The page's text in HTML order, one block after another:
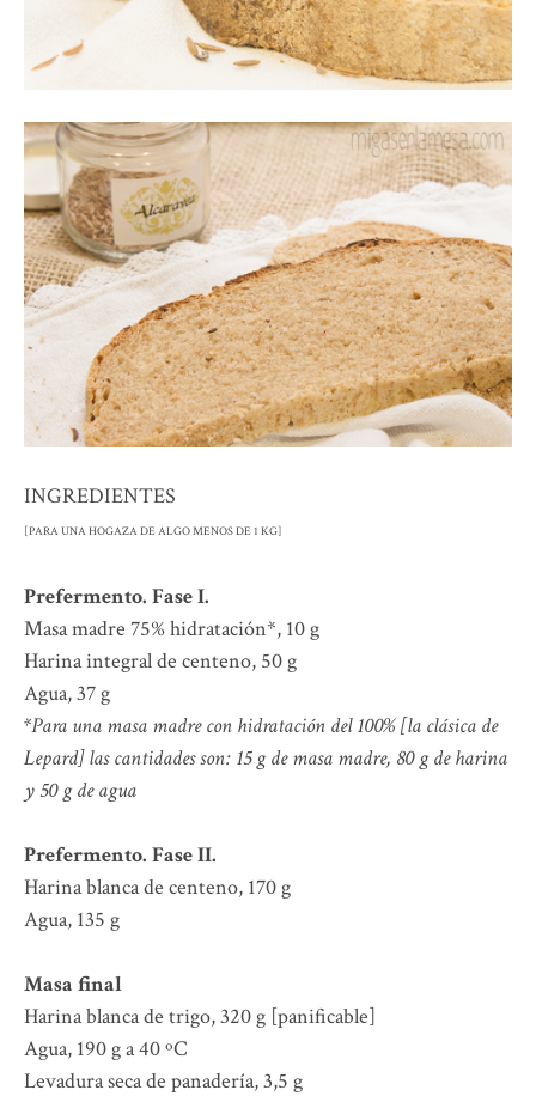
INGREDIENTES
[PARA UNA HOGAZA DE ALGO MENOS DE 1 KG]
Prefermento. Fase I.
Masa madre 75% hidratación*, 10 g
Harina integral de centeno, 50 g
Agua, 37 g
*Para una masa madre con hidratación del 100% [la clásica de
Lepard] las cantidades son: 15 g de masa madre, 80 g de harina
y 50 g de agua
Prefermento. Fase II.
Harina blanca de centeno, 170 g
Agua, 135 g
Masa final
Harina blanca de trigo, 320 g [panificable]
Agua, 190 g a 40 ºC
Levadura seca de panadería, 3,5 g